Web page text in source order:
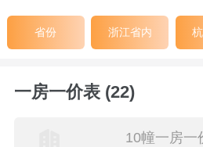
省份 浙江省内
一房一价表 (22)
10幢一房一